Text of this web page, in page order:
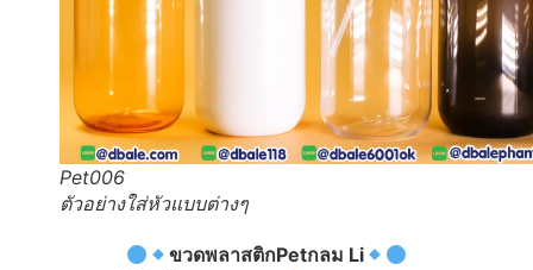
Pet006
ตัวอย่างใส่หัวแบบต่างๆ
ขวดพลาสติกPetกลม Li